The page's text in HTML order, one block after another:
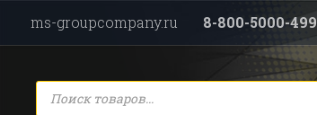
Перейти к содержимому
ms-groupcompany.ru 8-800-5000-499
Поиск
товаров